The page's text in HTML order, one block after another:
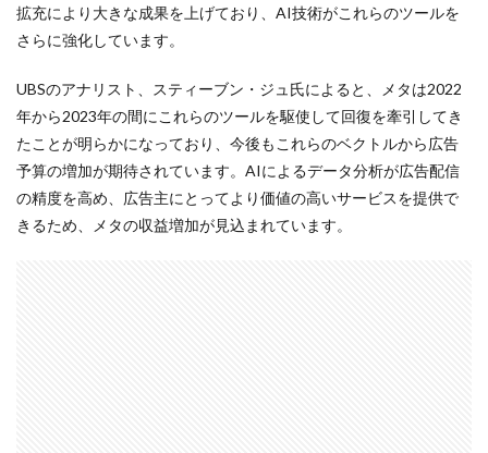
拡充により大きな成果を上げており、AI技術がこれらのツールを
さらに強化しています。
UBSのアナリスト、スティーブン・ジュ氏によると、メタは2022
年から2023年の間にこれらのツールを駆使して回復を牽引してき
たことが明らかになっており、今後もこれらのベクトルから広告
予算の増加が期待されています。AIによるデータ分析が広告配信
の精度を高め、広告主にとってより価値の高いサービスを提供で
きるため、メタの収益増加が見込まれています。